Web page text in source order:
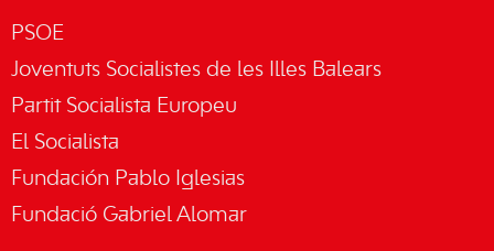
PSOE
Joventuts Socialistes de les Illes Balears
Partit Socialista Europeu
El Socialista
Fundación Pablo Iglesias
Fundació Gabriel Alomar